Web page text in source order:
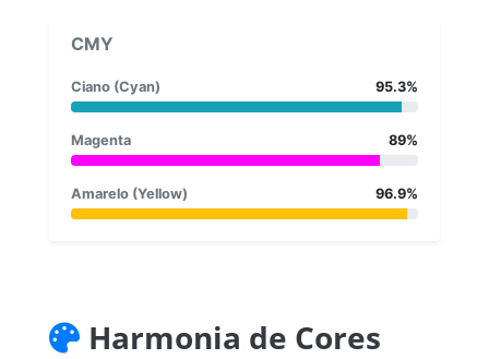
CMY
Ciano (Cyan) 95.3%
Magenta 89%
Amarelo (Yellow) 96.9%
Harmonia de Cores